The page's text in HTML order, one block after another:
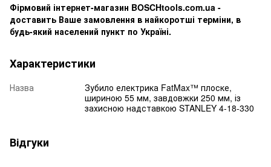
Фірмовий інтернет-магазин BOSCHtools.com.ua -
доставить Ваше замовлення в найкоротші терміни, в
будь-який населений пункт по Україні.
Характеристики
Назва
Зубило електрика FatMax™ плоске,
шириною 55 мм, завдовжки 250 мм, із
захисною надставкою STANLEY 4-18-330
Відгуки